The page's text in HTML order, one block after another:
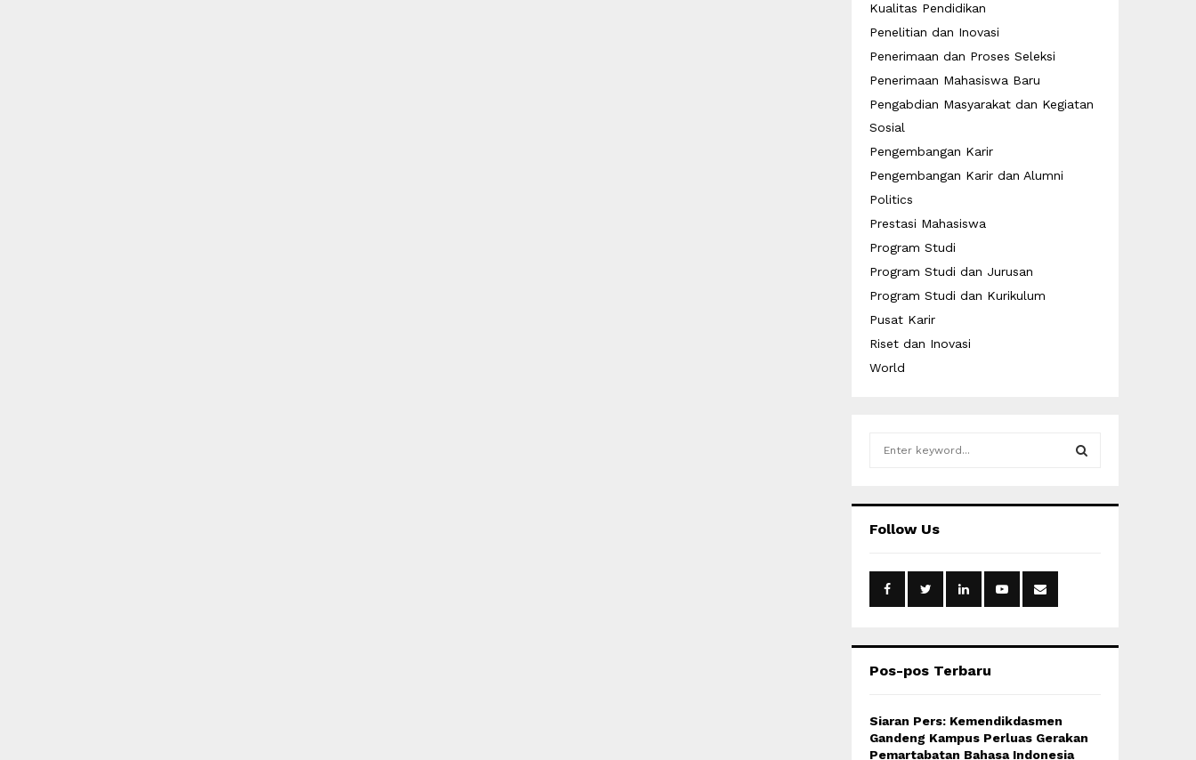
Kualitas Pendidikan
Penelitian dan Inovasi
Penerimaan dan Proses Seleksi
Penerimaan Mahasiswa Baru
Pengabdian Masyarakat dan Kegiatan
Sosial
Pengembangan Karir
Pengembangan Karir dan Alumni
Politics
Prestasi Mahasiswa
Program Studi
Program Studi dan Jurusan
Program Studi dan Kurikulum
Pusat Karir
Riset dan Inovasi
World
h
o
:
Follow Us
Pos-pos Terbaru
Siaran Pers: Kemendikdasmen
Gandeng Kampus Perluas Gerakan
Pemartabatan Bahasa Indonesia